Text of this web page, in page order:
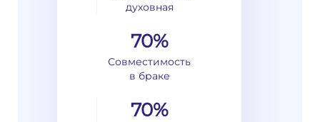
духовная
70%
Совместимость
в браке
70%